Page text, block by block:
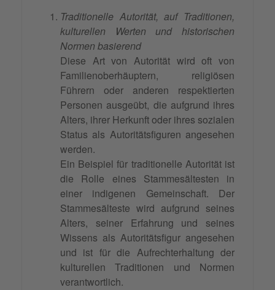
Traditionelle Autorität, auf Traditionen,
kulturellen Werten und historischen
Normen basierend
Diese Art von Autorität wird oft von
Familienoberhäuptern, religiösen
Führern oder anderen respektierten
Personen ausgeübt, die aufgrund ihres
Alters, ihrer Herkunft oder ihres sozialen
Status als Autoritätsfiguren angesehen
werden.
Ein Beispiel für traditionelle Autorität ist
die Rolle eines Stammesältesten in
einer indigenen Gemeinschaft. Der
Stammesälteste wird aufgrund seines
Alters, seiner Erfahrung und seines
Wissens als Autoritätsfigur angesehen
und ist für die Aufrechterhaltung der
kulturellen Traditionen und Normen
verantwortlich.